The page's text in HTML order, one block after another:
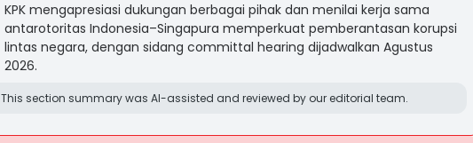
KPK mengapresiasi dukungan berbagai pihak dan menilai kerja sama
antarotoritas Indonesia–Singapura memperkuat pemberantasan korupsi
lintas negara, dengan sidang committal hearing dijadwalkan Agustus
2026.
This section summary was AI-assisted and reviewed by our editorial team.